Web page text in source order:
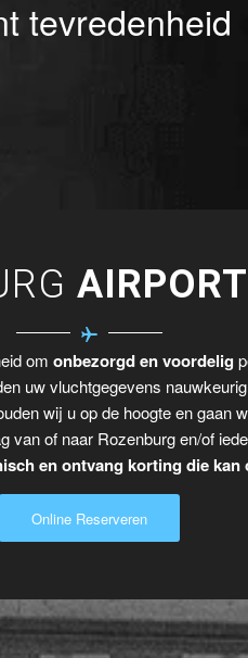
tevredenheid
om onbezorgd en voordelig
uw vluchtgegevens
wij u op de hoogte en gaan
van of naar Rozenburg en/of
en ontvang korting die kan
Online Reserveren